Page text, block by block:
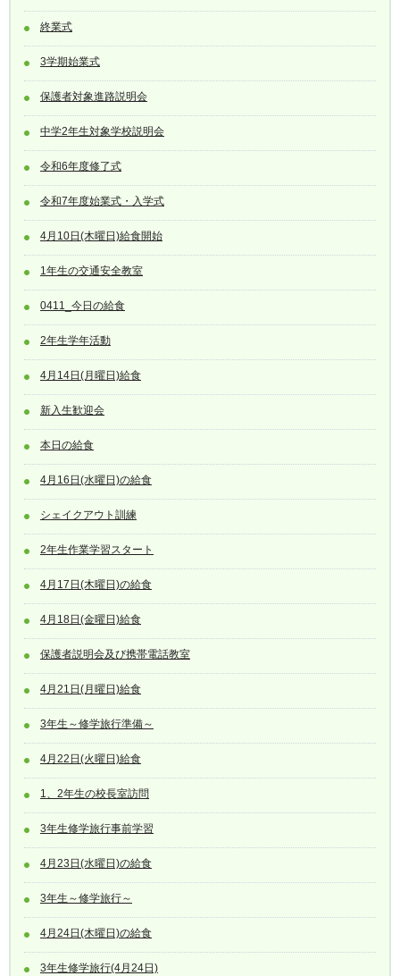
終業式
3学期始業式
保護者対象進路説明会
中学2年生対象学校説明会
令和6年度修了式
令和7年度始業式・入学式
4月10日(木曜日)給食開始
1年生の交通安全教室
0411_今日の給食
2年生学年活動
4月14日(月曜日)給食
新入生歓迎会
本日の給食
4月16日(水曜日)の給食
シェイクアウト訓練
2年生作業学習スタート
4月17日(木曜日)の給食
4月18日(金曜日)給食
保護者説明会及び携帯電話教室
4月21日(月曜日)給食
3年生～修学旅行準備～
4月22日(火曜日)給食
1、2年生の校長室訪問
3年生修学旅行事前学習
4月23日(水曜日)の給食
3年生～修学旅行～
4月24日(木曜日)の給食
3年生修学旅行(4月24日)